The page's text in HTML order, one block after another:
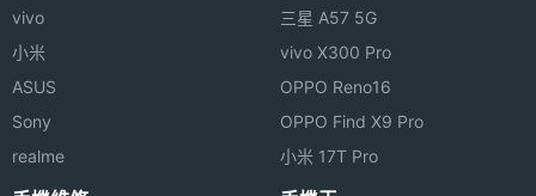
802.11
傳輸速
藍牙
藍牙版
vivo
小米
ASUS
Sony
realme
三星 A57 5G
vivo X300 Pro
OPPO Reno16
OPPO Find X9 Pro
小米 17T Pro